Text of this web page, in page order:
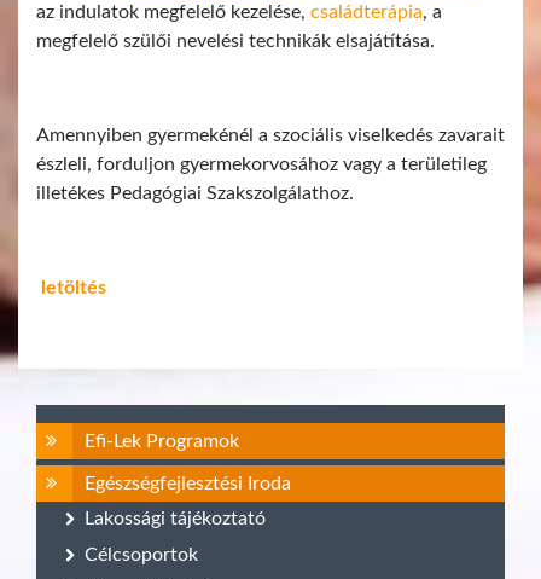
az indulatok megfelelő kezelése, családterápia, a
megfelelő szülői nevelési technikák elsajátítása.
Amennyiben gyermekénél a szociális viselkedés zavarait
észleli, forduljon gyermekorvosához vagy a területileg
illetékes Pedagógiai Szakszolgálathoz.
letöltés
Efi-Lek Programok
Egészségfejlesztési Iroda
Lakossági tájékoztató
Célcsoportok